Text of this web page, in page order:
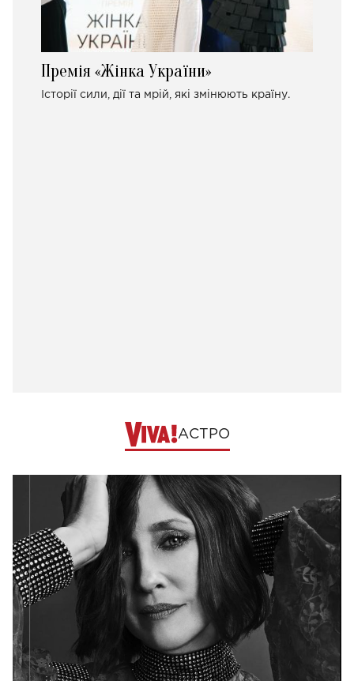
Премія «Жінка України»
Історії сили, дії та мрій, які змінюють країну.
АСТРО